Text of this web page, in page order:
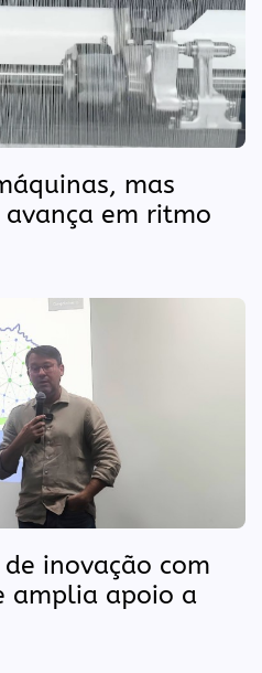
mas
em ritmo
inovação com
amplia apoio a